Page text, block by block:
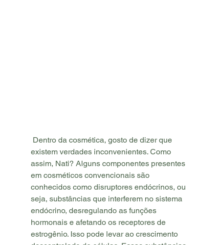
existem verdades inconvenientes. Como
assim, Nati? Alguns componentes presentes
em cosméticos convencionais são
conhecidos como disruptores endócrinos, ou
seja, substâncias que interferem no sistema
endócrino, desregulando as funções
hormonais e afetando os receptores de
estrogênio. Isso pode levar ao crescimento